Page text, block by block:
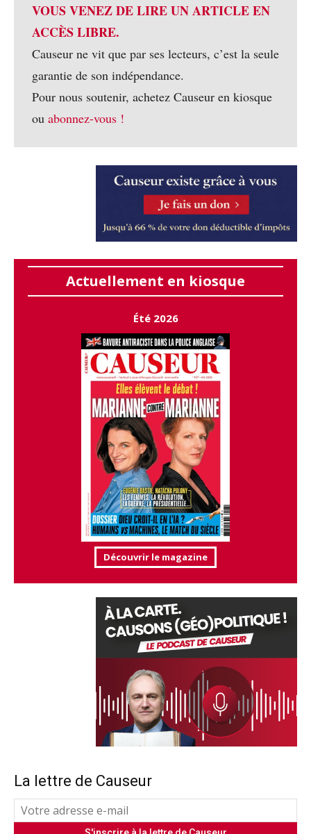
VOUS VENEZ DE LIRE UN ARTICLE EN
ACCÈS LIBRE.
Causeur ne vit que par ses lecteurs, c’est la seule
garantie de son indépendance.
Pour nous soutenir, achetez Causeur en kiosque
ou abonnez-vous !
Actuellement en kiosque
Été 2026
Découvrir le magazine
La lettre de Causeur